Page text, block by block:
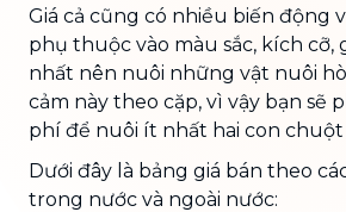
Giá cả cũng có nhiều biến động
phụ thuộc vào màu sắc, kích cỡ,
nhất nên nuôi những vật nuôi
cảm này theo cặp, vì vậy bạn sẽ
phí để nuôi ít nhất hai con chuột
Dưới đây là bảng giá bán theo
trong nước và ngoài nước: